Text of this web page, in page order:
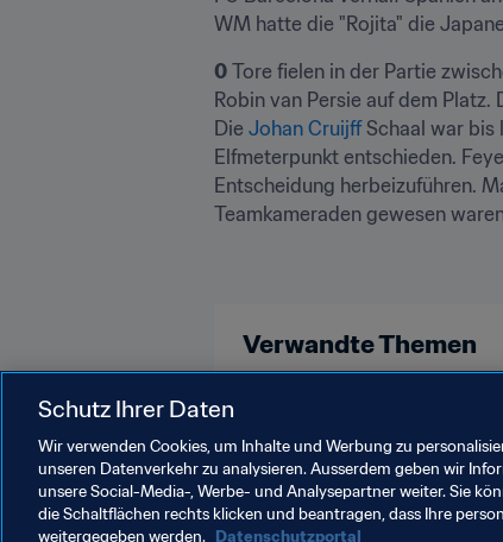
WM hatte die "Rojita" die
0 Tore fielen in der Partie
Robin van Persie auf dem
Die Johan Cruijff Schaal war bis
Elfmeterpunkt entschieden.
Entscheidung herbeizuführen.
Teamkameraden gewesen
Verwandte Themen
Schutz Ihrer Daten
Wir verwenden Cookies, um Inhalte und Werbung zu
unseren Datenverkehr zu analysieren. Ausserdem geben wir
unsere Social-Media-, Werbe- und Analysepartner weiter. Sie
die Schaltflächen rechts klicken und beantragen, dass Ihre
weitergegeben werden. Datenschutzportal